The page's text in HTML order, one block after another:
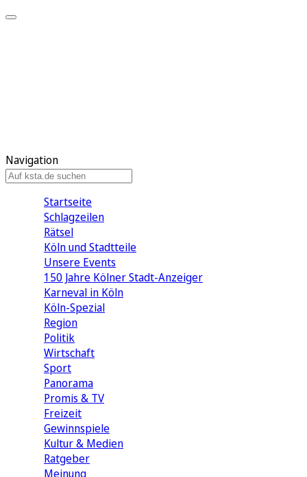
Navigation
Startseite
Schlagzeilen
Rätsel
Köln und Stadtteile
Unsere Events
150 Jahre Kölner Stadt-Anzeiger
Karneval in Köln
Köln-Spezial
Region
Politik
Wirtschaft
Sport
Panorama
Promis & TV
Freizeit
Gewinnspiele
Kultur & Medien
Ratgeber
Meinung